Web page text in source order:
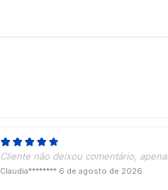
Cliente não deixou comentário,
Claudia******** 6 de agosto de 2026